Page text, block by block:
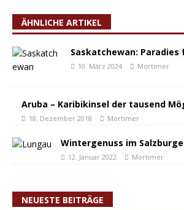
ÄHNLICHE ARTIKEL
Saskatchewan:
10. März 2024 Mortimer
Aruba – Karibikinsel der tausend
18. Dezember 2018 Mortimer
Wintergenuss im
12. Januar 2022 Mortimer
NEUESTE BEITRÄGE